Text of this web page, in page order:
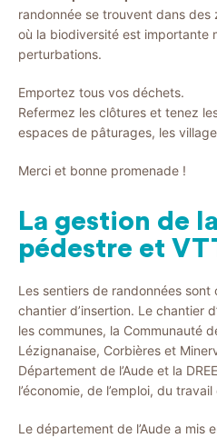
randonnée se trouvent dans des
où la biodiversité est importante
perturbations.
Emportez tous vos déchets.
Refermez les clôtures et tenez
espaces de pâturages, les
Merci et bonne promenade !
La gestion de
pédestre et
Les sentiers de randonnées
chantier d’insertion. Le chantier
les communes, la Communauté
Lézignanaise, Corbières et
Département de l’Aude et la
l’économie, de l’emploi, du
Le département de l’Aude a mis